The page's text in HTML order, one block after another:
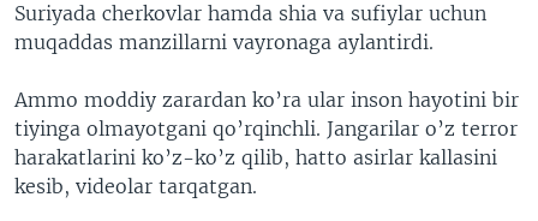
Suriyada cherkovlar hamda shia va sufiylar uchun
muqaddas manzillarni vayronaga aylantirdi.
Ammo moddiy zarardan ko’ra ular inson hayotini bir
tiyinga olmayotgani qo’rqinchli. Jangarilar o’z terror
harakatlarini ko’z-ko’z qilib, hatto asirlar kallasini
kesib, videolar tarqatgan.